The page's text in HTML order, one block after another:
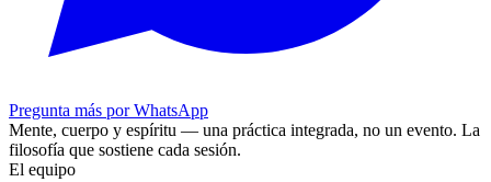
Pregunta más por WhatsApp
Mente, cuerpo y espíritu — una práctica integrada, no un evento. La
filosofía que sostiene cada sesión.
El equipo